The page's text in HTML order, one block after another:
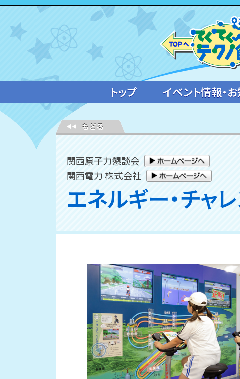
トップ イベント情報・
関西原子力懇談会
関西電力 株式会社
エネルギー・チャ